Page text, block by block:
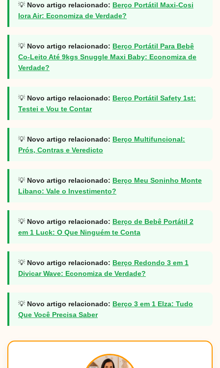
💡 Novo artigo relacionado: Berço Portátil Maxi-Cosi
Iora Air: Economiza de Verdade?
💡 Novo artigo relacionado: Berço Portátil Para Bebê
Co-Leito Até 9kgs Snuggle Maxi Baby: Economiza de
Verdade?
💡 Novo artigo relacionado: Berço Portátil Safety 1st:
Testei e Vou te Contar
💡 Novo artigo relacionado: Berço Multifuncional:
Prós, Contras e Veredicto
💡 Novo artigo relacionado: Berço Meu Soninho Monte
Libano: Vale o Investimento?
💡 Novo artigo relacionado: Berço de Bebê Portátil 2
em 1 Luck: O Que Ninguém te Conta
💡 Novo artigo relacionado: Berço Redondo 3 em 1
Divicar Wave: Economiza de Verdade?
💡 Novo artigo relacionado: Berço 3 em 1 Elza: Tudo
Que Você Precisa Saber